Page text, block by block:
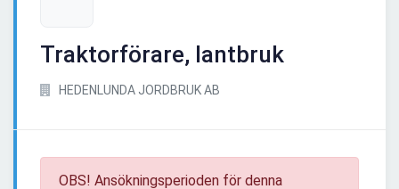
Traktorförare, lantbruk
HEDENLUNDA JORDBRUK AB
OBS! Ansökningsperioden för denna